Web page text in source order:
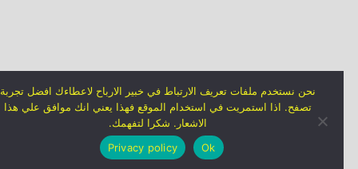
نحن نستخدم ملفات تعريف الارتباط في خبير الارباح لاعطاءك افضل تجربة
تصفح. اذا استمريت في استخدام الموقع فهذا يعني انك موافق علي هذا
الاشعار. شكرا لتفهمك.
Ok
Privacy policy